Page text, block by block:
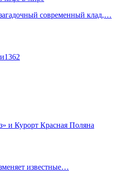
современный клад,…
1362
и Курорт Красная Поляна
известные…